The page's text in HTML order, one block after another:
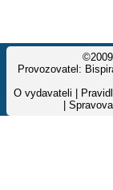
Provozovatel:
O vydavateli